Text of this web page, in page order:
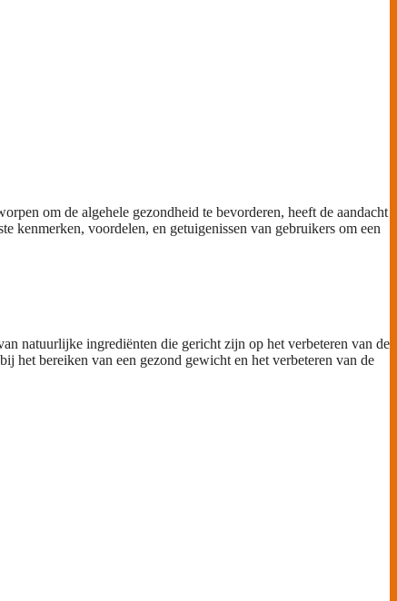
om de algehele gezondheid te bevorderen, heeft de aandacht
kenmerken, voordelen, en getuigenissen van gebruikers om een
natuurlijke ingrediënten die gericht zijn op het verbeteren van de
het bereiken van een gezond gewicht en het verbeteren van de